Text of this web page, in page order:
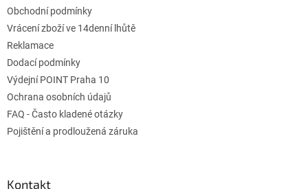
Obchodní podmínky
Vrácení zboží ve 14denní lhůtě
Reklamace
Dodací podmínky
Výdejní POINT Praha 10
Ochrana osobních údajů
FAQ - Často kladené otázky
Pojištění a prodloužená záruka
Kontakt